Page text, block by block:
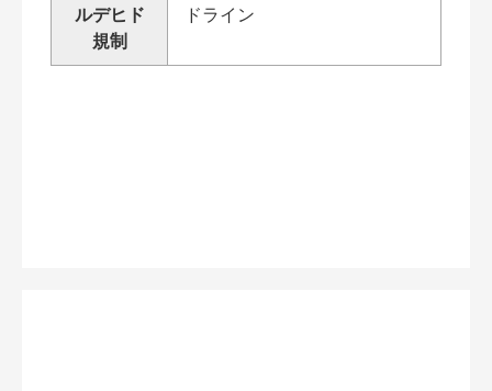
ルデヒド
規制
ドライン